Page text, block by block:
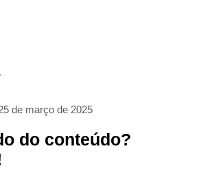
de março de 2025
do conteúdo?